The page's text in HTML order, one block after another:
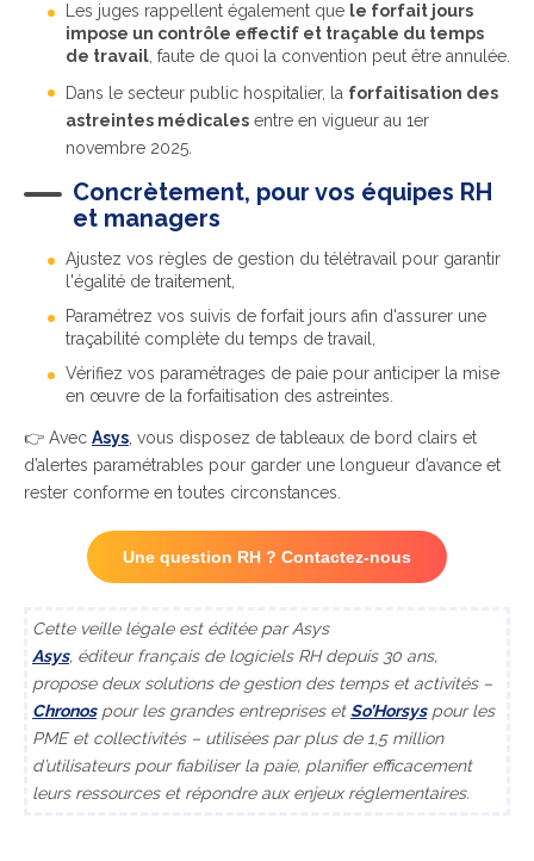
Les juges rappellent également que le forfait jours
impose un contrôle effectif et traçable du temps
de travail , faute de quoi la convention peut être annulée.
Dans le secteur public hospitalier, la forfaitisation des
astreintes médicales entre en vigueur au 1er
novembre 2025.
Concrètement, pour vos équipes RH
et managers
Ajustez vos règles de gestion du télétravail pour garantir
l'égalité de traitement,
Paramétrez vos suivis de forfait jours afin d'assurer une
traçabilité complète du temps de travail,
Vérifiez vos paramétrages de paie pour anticiper la mise
en œuvre de la forfaitisation des astreintes.
👉 Avec Asys , vous disposez de tableaux de bord clairs et
d’alertes paramétrables pour garder une longueur d’avance et
rester conforme en toutes circonstances.
Une question RH ? Contactez-nous
Cette veille légale est éditée par Asys
Asys, éditeur français de logiciels RH depuis 30 ans,
propose deux solutions de gestion des temps et activités –
Chronospour les grandes entreprises etSo’Horsyspour les
PME et collectivités – utilisées par plus de 1,5 million
d’utilisateurs pour fiabiliser la paie, planifier efficacement
leurs ressources et répondre aux enjeux réglementaires.